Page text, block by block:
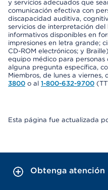
y servicios adecuados que
comunicación efectiva con
discapacidad auditiva,
servicios de interpretación
informativos disponibles en
impresiones en letra grande;
CD-ROM electrónicos; y
equipo médico para personas
alguna pregunta específica,
Miembros, de lunes a viernes,
3800 o al 1-800-632-9700
Esta página fue actualizada
Obtenga atención